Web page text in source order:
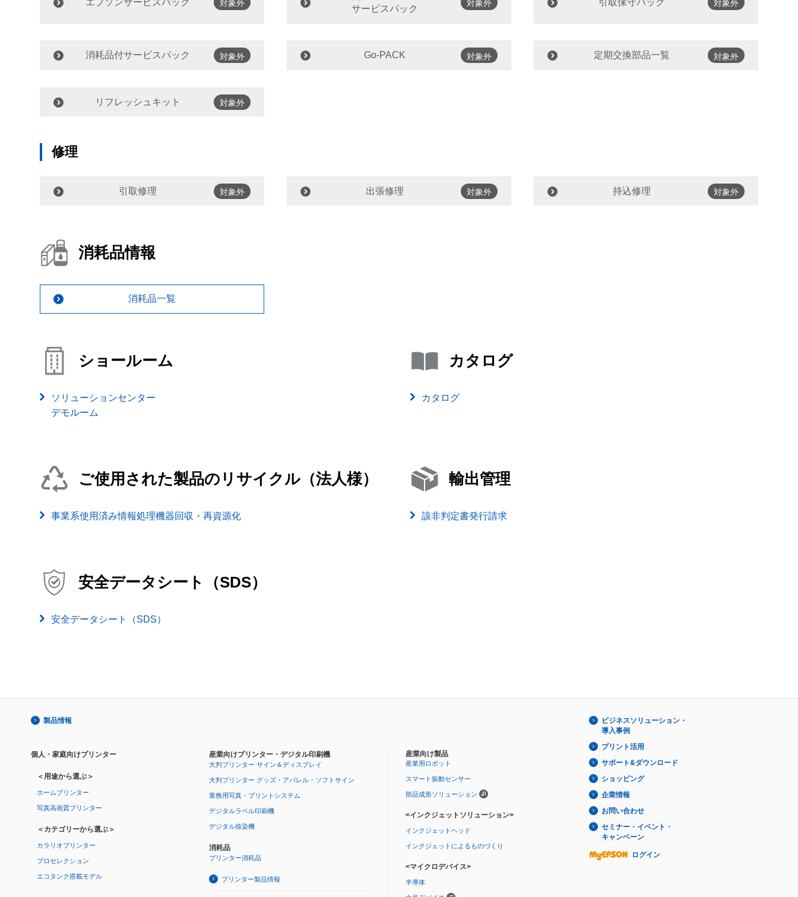
対象外
サービスパック
対象外 対象外
消耗品付サービスパック 対象外 Go-PACK 対象外 定期交換部品一覧 対象外
リフレッシュキット 対象外
修理
引取修理 対象外 出張修理 対象外 持込修理 対象外
消耗品情報
消耗品一覧
ショールーム
ソリューションセンター
デモルーム
カタログ
カタログ
ご使用された製品のリサイクル（法人様）
事業系使用済み情報処理機器回収・再資源化
輸出管理
該非判定書発行請求
安全データシート（SDS）
安全データシート（SDS）
製品情報
個人・家庭向けプリンター
＜用途から選ぶ＞
ホームプリンター
写真高画質プリンター
＜カテゴリーから選ぶ＞
カラリオプリンター
プロセレクション
エコタンク搭載モデル
産業向けプリンター・デジタル印刷機
大判プリンター サイン＆ディスプレイ
大判プリンター グッズ・アパレル・ソフトサイン
業務用写真・プリントシステム
デジタルラベル印刷機
デジタル捺染機
消耗品
プリンター消耗品
プリンター製品情報
産業向け製品
産業用ロボット
スマート振動センサー
部品成形ソリューション
<インクジェットソリューション>
インクジェットヘッド
インクジェットによるものづくり
<マイクロデバイス>
半導体
ビジネスソリューション・
導入事例
プリント活用
サポート&ダウンロード
ショッピング
企業情報
お問い合わせ
セミナー・イベント・
キャンペーン
ログイン